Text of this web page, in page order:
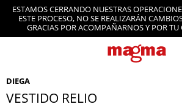
ESTAMOS CERRANDO NUESTRAS
ESTE PROCESO, NO SE REALIZARÁN
GRACIAS POR ACOMPAÑARNOS Y POR
DIEGA
VESTIDO RELIO